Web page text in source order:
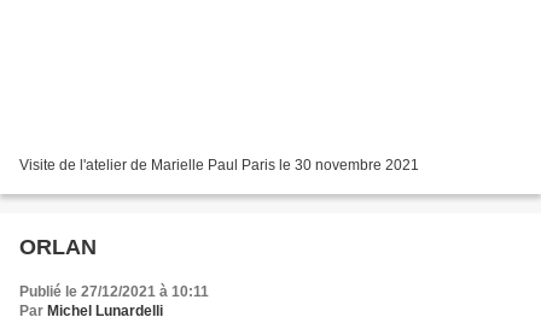
Visite de l'atelier de Marielle Paul Paris le 30 novembre 2021
ORLAN
Publié le 27/12/2021 à 10:11
Par Michel Lunardelli